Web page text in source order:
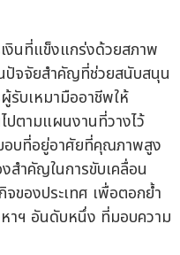
งินที่แข็งแกร่งด้วยสภาพ
ปัจจัยสำคัญที่ช่วยสนับสนุน
รับเหมามืออาชีพให้
ปตามแผนงานที่วางไว้
อบที่อยู่อาศัยที่คุณภาพสูง
สำคัญในการขับเคลื่อน
ของประเทศ เพื่อตอกย้ำ
ฯ อันดับหนึ่ง ที่มอบความ